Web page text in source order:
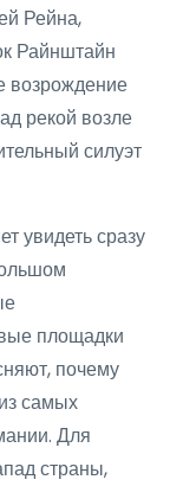
Рейна,
Райнштайн
возрождение
рекой возле
силуэт
увидеть сразу
площадки
почему
самых
Для
страны,